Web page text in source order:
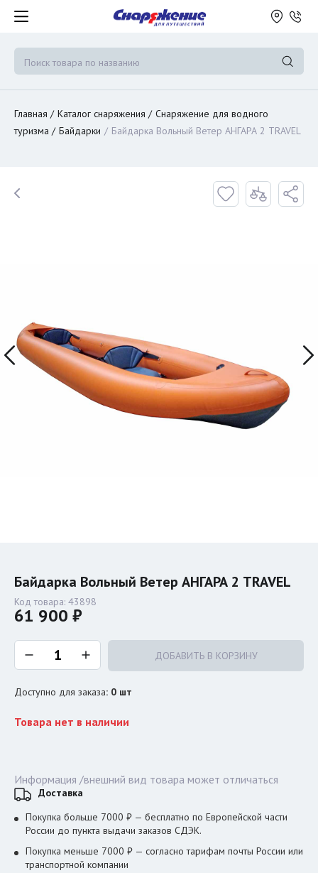
Главная Каталог снаряжения
Снаряжение для водного
туризма
Байдарки Байдарка Вольный Ветер АНГАРА 2 TRAVEL
Байдарка Вольный Ветер АНГАРА 2 TRAVEL
Код товара: 43898
61 900 ₽
ДОБАВИТЬ В КОРЗИНУ
Доступно для заказа: 0 шт
Товара нет в наличии
Информация /внешний вид товара может отличаться
Доставка
Покупка больше 7000 ₽ — бесплатно по Европейской части
России до пункта выдачи заказов СДЭК.
Покупка меньше 7000 ₽ — согласно тарифам почты России или
транспортной компании